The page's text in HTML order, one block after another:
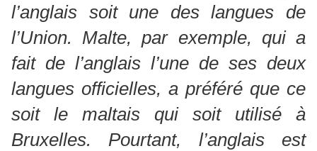
l’anglais soit une des langues de
l’Union. Malte, par exemple, qui a
fait de l’anglais l’une de ses deux
langues officielles, a préféré que ce
soit le maltais qui soit utilisé à
Bruxelles. Pourtant, l’anglais est